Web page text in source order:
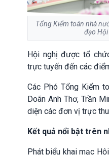
Tổng Kiểm toán nhà
đạo Hội
Hội nghị được tổ
trực tuyến đến các
Các Phó Tổng Kiểm
Doãn Anh Thơ, Trần
diện các đơn vị trực
Kết quả nổi bật trên
Phát biểu khai mạc